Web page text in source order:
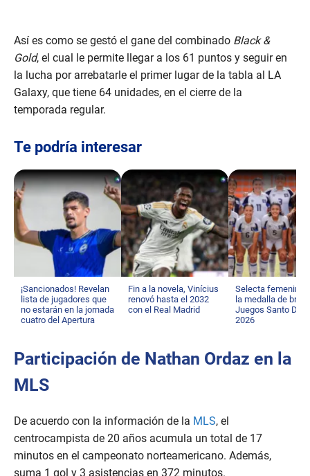
Así es como se gestó el gane del combinado Black &
Gold, el cual le permite llegar a los 61 puntos y seguir en
la lucha por arrebatarle el primer lugar de la tabla al LA
Galaxy, que tiene 64 unidades, en el cierre de la
temporada regular.
Te podría interesar
¡Sancionados! Revelan
lista de jugadores que
no estarán en la jornada
cuatro del Apertura
Fin a la novela, Vinícius
renovó hasta el 2032
con el Real Madrid
Selecta femenina
la medalla de
Juegos Santo
2026
Participación de Nathan Ordaz en la
MLS
De acuerdo con la información de la MLS, el
centrocampista de 20 años acumula un total de 17
minutos en el campeonato norteamericano. Además,
suma 1 gol y 3 asistencias en 372 minutos.